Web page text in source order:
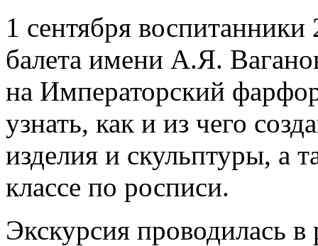
1 сентября
балета имени А.Я.
на Императорский
узнать, как и из чего
изделия и скульптуры, а
классе по росписи.
Экскурсия проводилась в